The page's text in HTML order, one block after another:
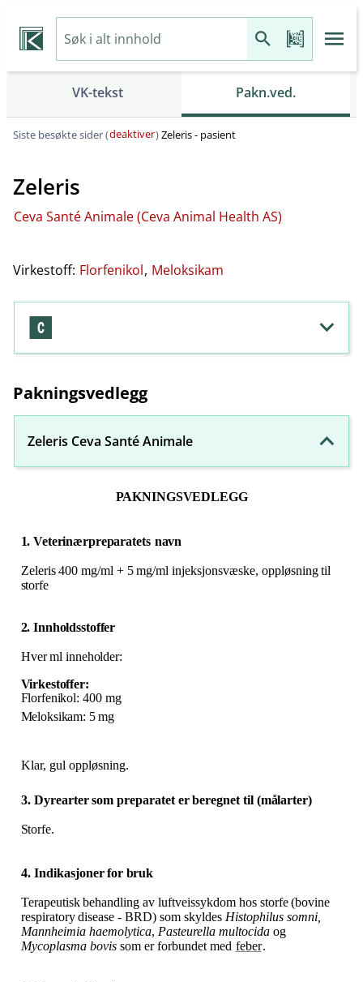
VK-tekst Pakn.ved.
Siste besøkte sider (deaktiver)Zeleris - pasient
Zeleris
Ceva Santé Animale (Ceva Animal Health AS)
Virkestoff: Florfenikol, Meloksikam
Pakningsvedlegg
Zeleris Ceva Santé Animale
PAKNINGSVEDLEGG
1. Veterinærpreparatets navn
Zeleris 400 mg/ml + 5 mg/ml injeksjonsvæske, oppløsning til
storfe
2. Innholdsstoffer
Hver ml inneholder:
Virkestoffer:
Florfenikol: 400mg
Meloksikam: 5mg
Klar, gul oppløsning.
3. Dyrearter som preparatet er beregnet til (målarter)
Storfe.
4. Indikasjoner for bruk
Terapeutisk behandling av luftveissykdom hos storfe (bovine
respiratory disease - BRD) som skyldes Histophilus somni,
Mannheimia haemolytica, Pasteurella multocida og
Mycoplasma bovis som er forbundet med feber.